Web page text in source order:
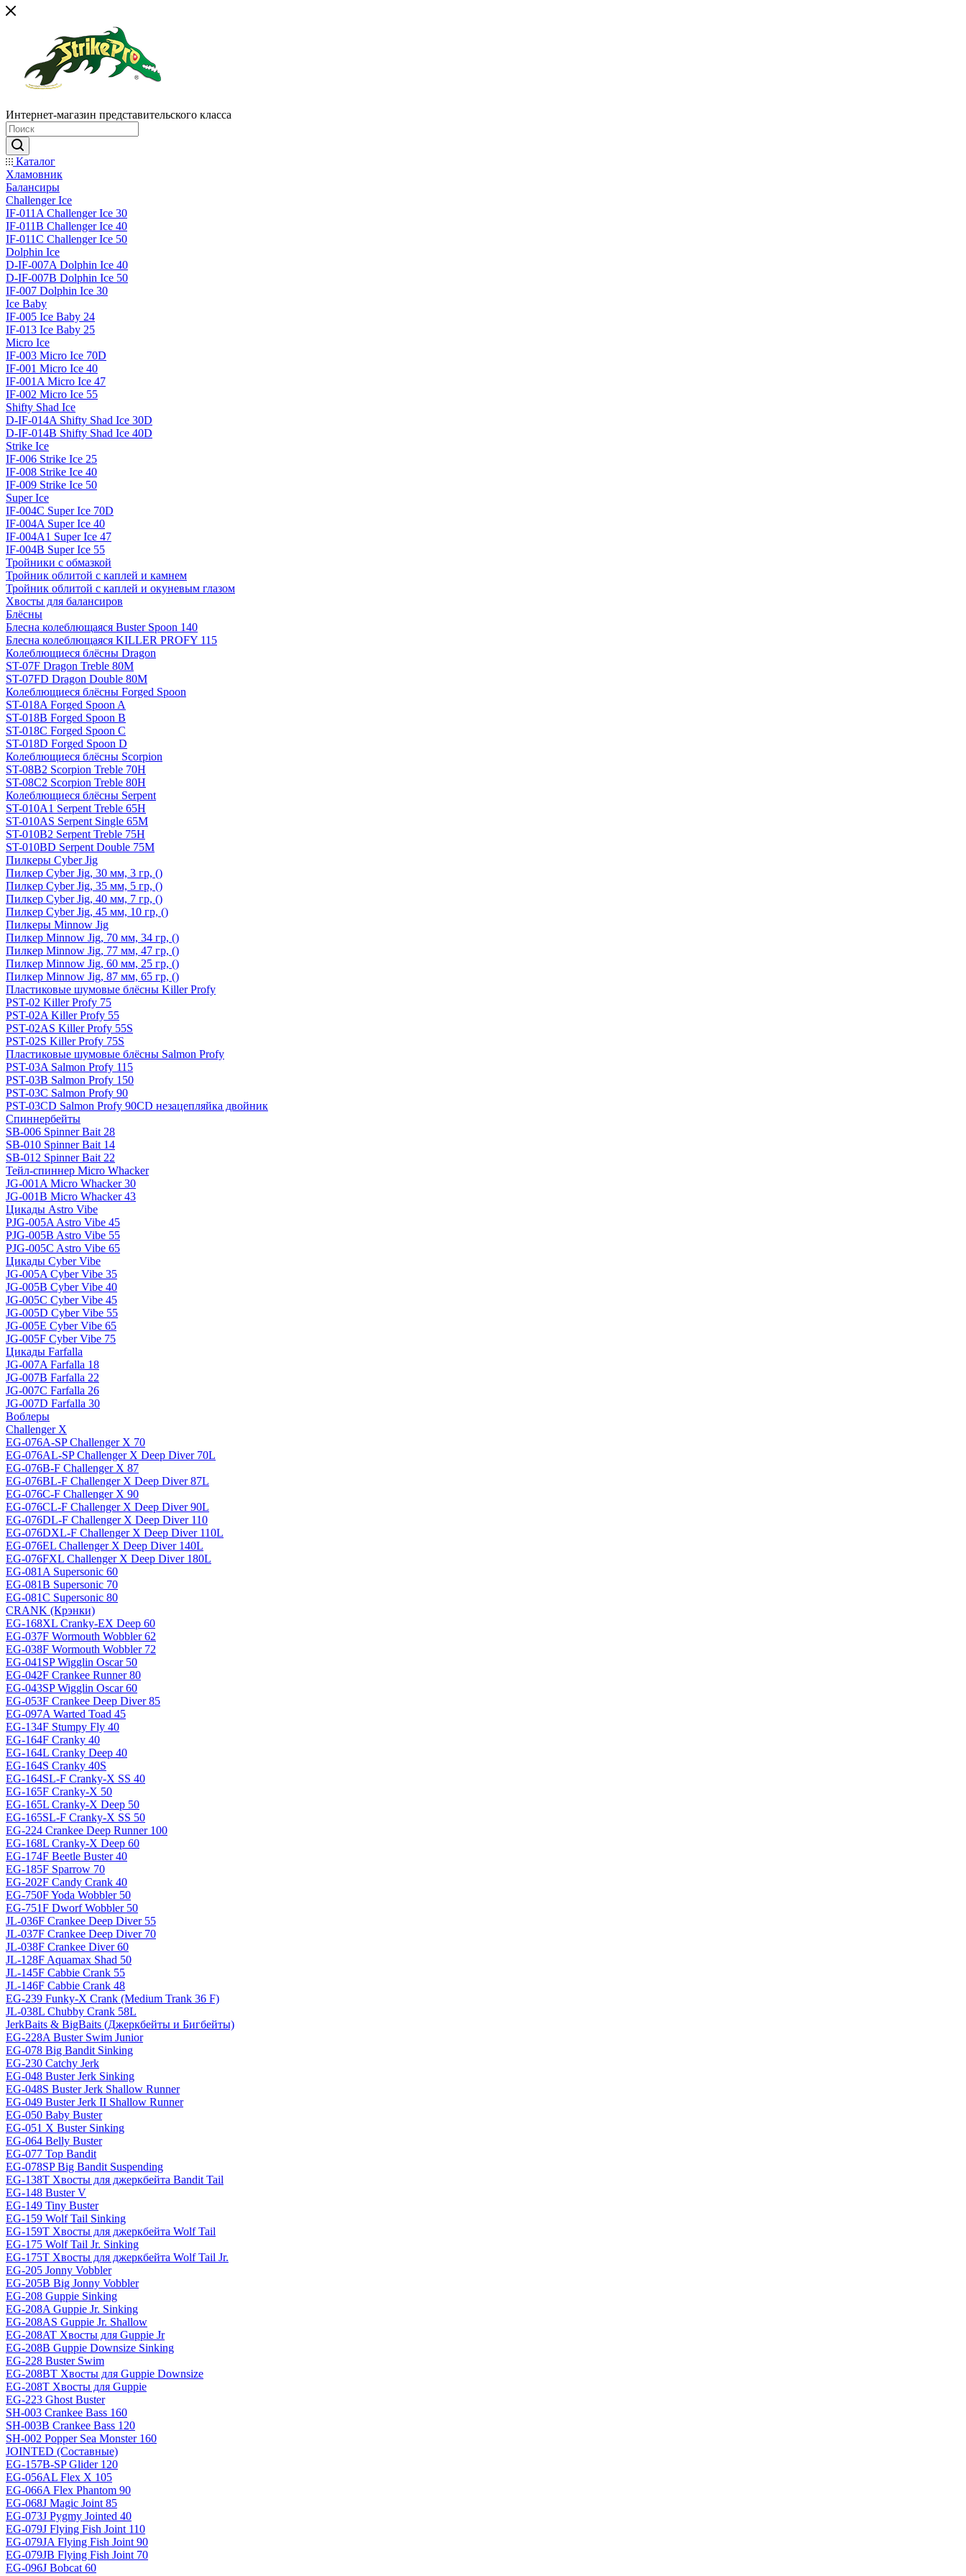
Интернет-магазин представительского класса
Каталог
Хламовник
Балансиры
Challenger Ice
IF-011A Challenger Ice 30
IF-011B Challenger Ice 40
IF-011C Challenger Ice 50
Dolphin Ice
D-IF-007A Dolphin Ice 40
D-IF-007B Dolphin Ice 50
IF-007 Dolphin Ice 30
Ice Baby
IF-005 Ice Baby 24
IF-013 Ice Baby 25
Micro Ice
IF-003 Micro Ice 70D
IF-001 Micro Ice 40
IF-001A Micro Ice 47
IF-002 Micro Ice 55
Shifty Shad Ice
D-IF-014A Shifty Shad Ice 30D
D-IF-014B Shifty Shad Ice 40D
Strike Ice
IF-006 Strike Ice 25
IF-008 Strike Ice 40
IF-009 Strike Ice 50
Super Ice
IF-004C Super Ice 70D
IF-004A Super Ice 40
IF-004A1 Super Ice 47
IF-004B Super Ice 55
Тройники с обмазкой
Тройник облитой с каплей и камнем
Тройник облитой с каплей и окуневым глазом
Хвосты для балансиров
Блёсны
Блесна колеблющаяся Buster Spoon 140
Блесна колеблющаяся KILLER PROFY 115
Колеблющиеся блёсны Dragon
ST-07F Dragon Treble 80M
ST-07FD Dragon Double 80M
Колеблющиеся блёсны Forged Spoon
ST-018A Forged Spoon A
ST-018B Forged Spoon B
ST-018C Forged Spoon C
ST-018D Forged Spoon D
Колеблющиеся блёсны Scorpion
ST-08B2 Scorpion Treble 70H
ST-08C2 Scorpion Treble 80H
Колеблющиеся блёсны Serpent
ST-010A1 Serpent Treble 65H
ST-010AS Serpent Single 65M
ST-010B2 Serpent Treble 75H
ST-010BD Serpent Double 75M
Пилкеры Cyber Jig
Пилкер Cyber Jig, 30 мм, 3 гр, ()
Пилкер Cyber Jig, 35 мм, 5 гр, ()
Пилкер Cyber Jig, 40 мм, 7 гр, ()
Пилкер Cyber Jig, 45 мм, 10 гр, ()
Пилкеры Minnow Jig
Пилкер Minnow Jig, 70 мм, 34 гр, ()
Пилкер Minnow Jig, 77 мм, 47 гр, ()
Пилкер Minnow Jig, 60 мм, 25 гр, ()
Пилкер Minnow Jig, 87 мм, 65 гр, ()
Пластиковые шумовые блёсны Killer Profy
PST-02 Killer Profy 75
PST-02A Killer Profy 55
PST-02AS Killer Profy 55S
PST-02S Killer Profy 75S
Пластиковые шумовые блёсны Salmon Profy
PST-03A Salmon Profy 115
PST-03B Salmon Profy 150
PST-03C Salmon Profy 90
PST-03CD Salmon Profy 90CD незацепляйка двойник
Спиннербейты
SB-006 Spinner Bait 28
SB-010 Spinner Bait 14
SB-012 Spinner Bait 22
Тейл-спиннер Micro Whacker
JG-001A Micro Whacker 30
JG-001B Micro Whacker 43
Цикады Astro Vibe
PJG-005A Astro Vibe 45
PJG-005B Astro Vibe 55
PJG-005C Astro Vibe 65
Цикады Cyber Vibe
JG-005A Cyber Vibe 35
JG-005B Cyber Vibe 40
JG-005C Cyber Vibe 45
JG-005D Cyber Vibe 55
JG-005E Cyber Vibe 65
JG-005F Cyber Vibe 75
Цикады Farfalla
JG-007A Farfalla 18
JG-007B Farfalla 22
JG-007C Farfalla 26
JG-007D Farfalla 30
Воблеры
Challenger X
EG-076A-SP Challenger X 70
EG-076AL-SP Challenger X Deep Diver 70L
EG-076B-F Challenger X 87
EG-076BL-F Challenger X Deep Diver 87L
EG-076C-F Challenger X 90
EG-076CL-F Challenger X Deep Diver 90L
EG-076DL-F Challenger X Deep Diver 110
EG-076DXL-F Challenger X Deep Diver 110L
EG-076EL Challenger X Deep Diver 140L
EG-076FXL Challenger X Deep Diver 180L
EG-081A Supersonic 60
EG-081B Supersonic 70
EG-081C Supersonic 80
CRANK (Крэнки)
EG-168XL Cranky-EX Deep 60
EG-037F Wormouth Wobbler 62
EG-038F Wormouth Wobbler 72
EG-041SP Wigglin Oscar 50
EG-042F Crankee Runner 80
EG-043SP Wigglin Oscar 60
EG-053F Crankee Deep Diver 85
EG-097A Warted Toad 45
EG-134F Stumpy Fly 40
EG-164F Cranky 40
EG-164L Cranky Deep 40
EG-164S Cranky 40S
EG-164SL-F Cranky-X SS 40
EG-165F Cranky-X 50
EG-165L Cranky-X Deep 50
EG-165SL-F Cranky-X SS 50
EG-224 Crankee Deep Runner 100
EG-168L Cranky-X Deep 60
EG-174F Beetle Buster 40
EG-185F Sparrow 70
EG-202F Candy Crank 40
EG-750F Yoda Wobbler 50
EG-751F Dworf Wobbler 50
JL-036F Crankee Deep Diver 55
JL-037F Crankee Deep Diver 70
JL-038F Crankee Diver 60
JL-128F Aquamax Shad 50
JL-145F Cabbie Crank 55
JL-146F Cabbie Crank 48
EG-239 Funky-X Crank (Medium Trank 36 F)
JL-038L Chubby Crank 58L
JerkBaits & BigBaits (Джеркбейты и Бигбейты)
EG-228A Buster Swim Junior
EG-078 Big Bandit Sinking
EG-230 Catchy Jerk
EG-048 Buster Jerk Sinking
EG-048S Buster Jerk Shallow Runner
EG-049 Buster Jerk II Shallow Runner
EG-050 Baby Buster
EG-051 X Buster Sinking
EG-064 Belly Buster
EG-077 Top Bandit
EG-078SP Big Bandit Suspending
EG-138T Хвосты для джеркбейта Bandit Tail
EG-148 Buster V
EG-149 Tiny Buster
EG-159 Wolf Tail Sinking
EG-159T Хвосты для джеркбейта Wolf Tail
EG-175 Wolf Tail Jr. Sinking
EG-175T Хвосты для джеркбейта Wolf Tail Jr.
EG-205 Jonny Vobbler
EG-205B Big Jonny Vobbler
EG-208 Guppie Sinking
EG-208A Guppie Jr. Sinking
EG-208AS Guppie Jr. Shallow
EG-208AT Хвосты для Guppie Jr
EG-208B Guppie Downsize Sinking
EG-228 Buster Swim
EG-208BT Хвосты для Guppie Downsize
EG-208T Хвосты для Guppie
EG-223 Ghost Buster
SH-003 Crankee Bass 160
SH-003B Crankee Bass 120
SH-002 Popper Sea Monster 160
JOINTED (Составные)
EG-157B-SP Glider 120
EG-056AL Flex X 105
EG-066A Flex Phantom 90
EG-068J Magic Joint 85
EG-073J Pygmy Jointed 40
EG-079J Flying Fish Joint 110
EG-079JA Flying Fish Joint 90
EG-079JB Flying Fish Joint 70
EG-096J Bobcat 60